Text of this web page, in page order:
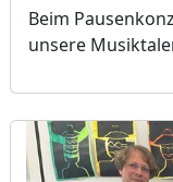
Beim
unsere